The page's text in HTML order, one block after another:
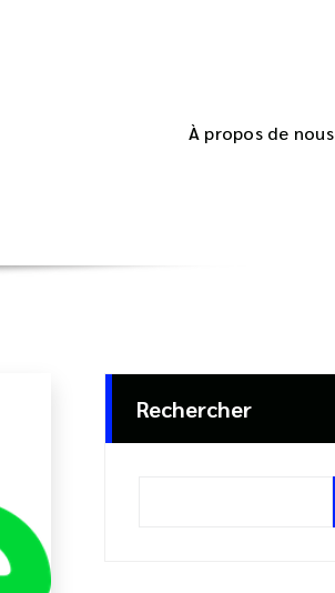
À propos de nous
Rechercher